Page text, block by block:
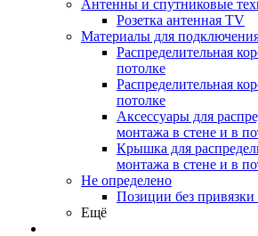
Антенны и спутниковые
Розетка антенная TV
Материалы для
Распределительная
потолке
Распределительная
потолке
Аксессуары для
монтажа в стене и в
Крышка для
монтажа в стене и в
Не определено
Позиции без привязки
Ещё